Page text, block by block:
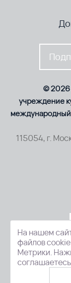
© 2026
учреждение
115054, г.
На нашем
файлов
Метрики.